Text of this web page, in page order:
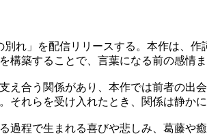
れ」を配信リリースする。本作は、
築することで、言葉になる前の感情ま
合う関係があり、本作では前者の出
れらを受け入れたとき、関係は静か
過程で生まれる喜びや悲しみ、葛藤